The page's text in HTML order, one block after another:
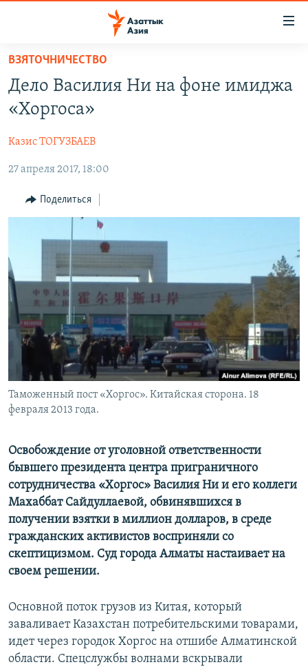
Вернуться
основному
содержанию
Вернутся
навигации
Вернутся
УЗБЕКИСТАН
ТАДЖИКИСТАН
НОВОСТИ
ВОЙНА В УКРАИНЕ
НА ДРУГИХ ЯЗЫКАХ
ҚАЗАҚША
КЫРГЫЗЧА
TÜRKMENÇE
Все сайты РСЕ/РС
ВЗЯТОЧНИЧЕСТВО
Дело Василия Ни на фоне имиджа
«Хоргоса»
Казис ТОГУЗБАЕВ
27 апреля 2017, 18:00
Поделиться
Таможенный пост «Хоргос». Китайская сторона. 18
февраля 2013 года.
Освобождение от уголовной ответственности
бывшего президента центра приграничного
сотрудничества «Хоргос» Василия Ни и его коллеги
Махаббат Сайдуллаевой, обвинявшихся в
получении взятки в миллион долларов, в среде
гражданских активистов восприняли со
скептицизмом. Суд города Алматы настаивает на
своем решении.
Основной поток грузов из Китая, который
заваливает Казахстан потребительскими товарами,
идет через городок Хоргос на отшибе Алматинской
области. Спецслужбы волнами вскрывали